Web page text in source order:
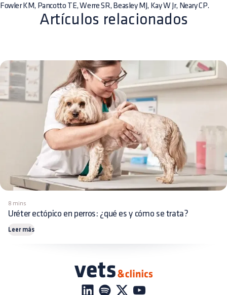
Fowler KM, Pancotto TE, Werre SR, Beasley MJ, Kay W Jr, Neary CP.
Artículos relacionados
8 mins
Uréter ectópico en perros: ¿qué es y cómo se trata?
Leer más